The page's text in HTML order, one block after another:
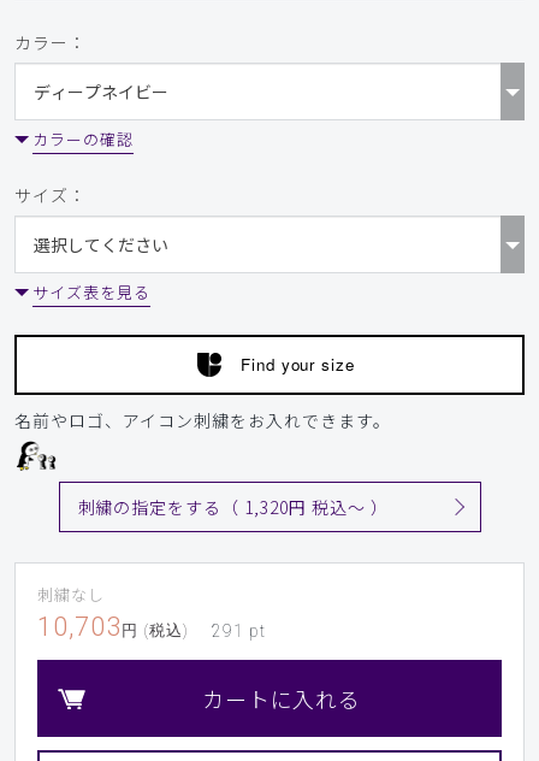
カラー：
カラーの確認
サイズ：
サイズ表を見る
Find your size
名前やロゴ、アイコン刺繍をお入れできます。
刺繍の指定をする（ 1,320円 税込〜 ）
刺繍なし
10,703 円 (税込) 291 pt
カートに入れる